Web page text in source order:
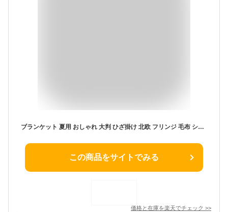
ブランケット 夏用 おしゃれ 大判 ひざ掛け 北欧 フリンジ 毛布 シングル ベッドカバー ダブル 布団カバー かわいい ボンボン ソファーカバー アイボリー タオルケット 掛け毛布 無地 ニットブランケット スローケット ベッドスロー マルチカバー ベッドスプレッド
この商品をサイトでみる
価格と在庫を楽天でチェック >>